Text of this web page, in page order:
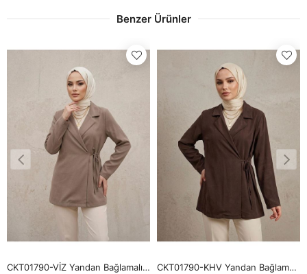
Benzer Ürünler
CKT01790-VİZ Yandan Bağlamalı Ceket-Vizon CKT01790-KHV Yandan Bağlamalı Ceket-Kahve